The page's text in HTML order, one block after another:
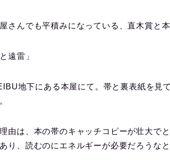
さんでも平積みになっている、直木賞と
遠雷」
地下にある本屋にて。帯と裏表紙を見
由は、本の帯のキャッチコピーが壮大で
り、読むのにエネルギーが必要だろうなと